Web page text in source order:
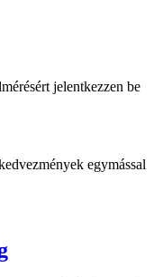
jelentkezzen be
egymással